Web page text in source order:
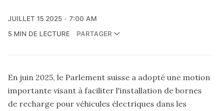
JUILLET 15 2025
7:00 AM
5 MIN DE LECTURE
PARTAGER
En juin 2025, le Parlement suisse a adopté une motion
importante visant à faciliter l'installation de bornes
de recharge pour véhicules électriques dans les